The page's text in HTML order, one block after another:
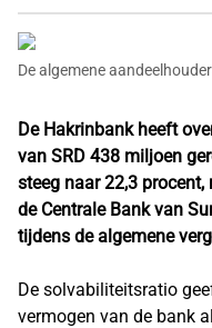
De algemene
De Hakrinbank heeft
van SRD 438 miljoen
steeg naar 22,3
de Centrale Bank van
tijdens de algemene
De solvabiliteitsratio
vermogen van de bank